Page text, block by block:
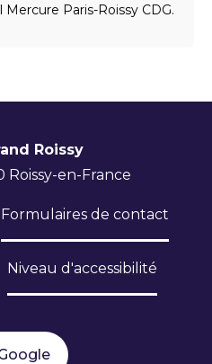
Paris-Roissy CDG.
Roissy
Roissy-en-France
Formulaires de contact
Niveau d'accessibilité